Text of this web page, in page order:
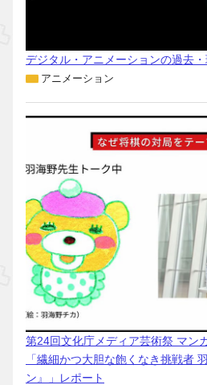
デジタル・アニメーションの過去
アニメーション
第24回文化庁メディア芸術祭 マン
「繊細かつ大胆な飽くなき挑戦者
ン』」レポート